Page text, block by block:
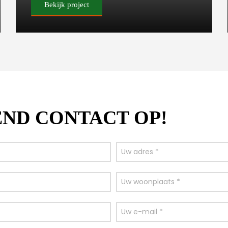
Bekijk project
CONTACT OP!